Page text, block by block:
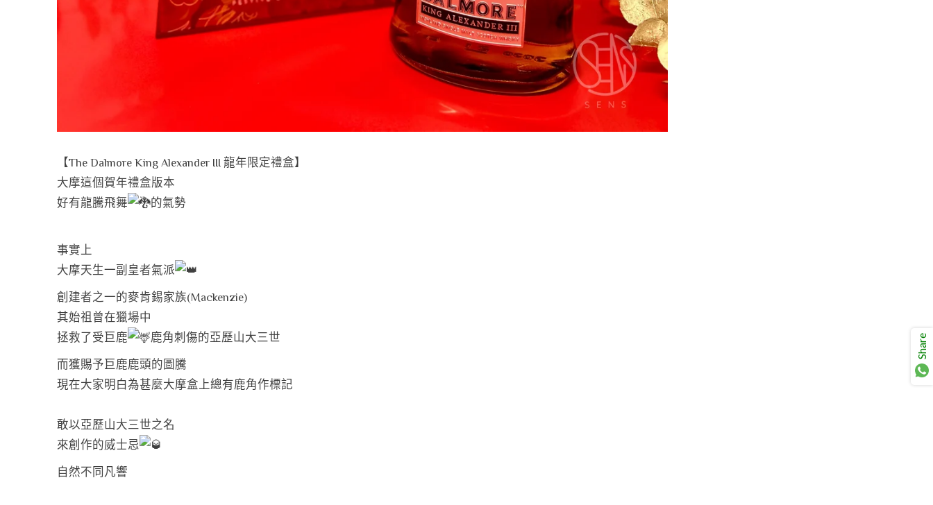
【The Dalmore King Alexander III 龍年限定禮盒】
大摩這個賀年禮盒版本
好有龍騰飛舞
的氣勢
事實上
大摩天生一副皇者氣派
創建者之一的麥肯錫家族(Mackenzie)
其始祖曾在獵場中
拯救了受巨鹿
鹿角刺傷的亞歷山大三世
而獲賜予巨鹿鹿頭的圖騰
現在大家明白為甚麼大摩盒上總有鹿角作標記
敢以亞歷山大三世之名
來創作的威士忌
自然不同凡響
Share